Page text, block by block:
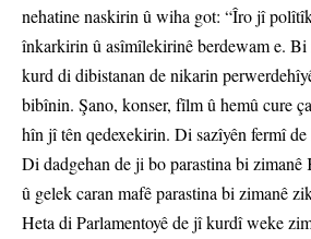
nehatine naskirin û wiha got: “Îro jî
înkarkirin û asîmîlekirinê berdewam e. Bi
kurd di dibistanan de nikarin
bibînin. Şano, konser, fîlm û hemû cure
hîn jî tên qedexekirin. Di sazîyên fermî
Di dadgehan de ji bo parastina bi
û gelek caran mafê parastina bi zimanê
Heta di Parlamentoyê de jî kurdî weke